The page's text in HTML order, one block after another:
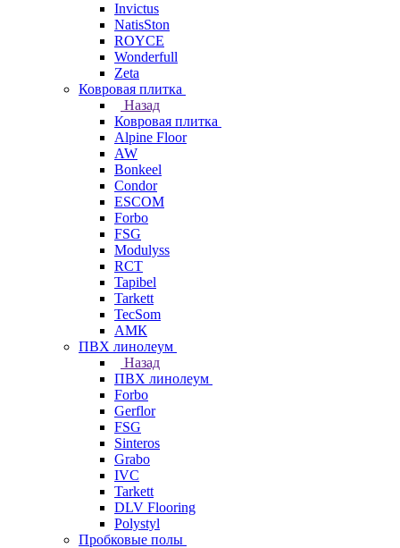
Invictus
NatisSton
ROYCE
Wonderfull
Zeta
Ковровая плитка
Назад
Ковровая плитка
Alpine Floor
AW
Bonkeel
Condor
ESCOM
Forbo
FSG
Modulyss
RCT
Tapibel
Tarkett
TecSom
АМК
ПВХ линолеум
Назад
ПВХ линолеум
Forbo
Gerflor
FSG
Sinteros
Grabo
IVC
Tarkett
DLV Flooring
Polystyl
Пробковые полы